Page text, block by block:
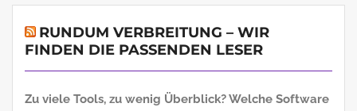
RUNDUM VERBREITUNG – WIR
FINDEN DIE PASSENDEN LESER
Zu viele Tools, zu wenig Überblick? Welche Software